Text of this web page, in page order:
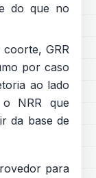
do que no
GRR
por caso
ao lado
NRR que
da base de
para